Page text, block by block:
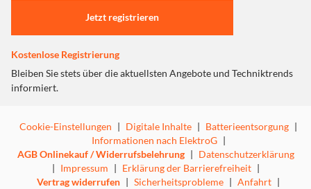
LNB einfach austauschen
Jetzt registrieren
Kostenlose Registrierung
Bleiben Sie stets über die aktuellsten Angebote und Techniktrends
informiert.
Cookie-Einstellungen | Digitale Inhalte | Batterieentsorgung |
Informationen nach ElektroG |
AGB Onlinekauf / Widerrufsbelehrung | Datenschutzerklärung
| Impressum | Erklärung der Barrierefreiheit |
Vertrag widerrufen | Sicherheitsprobleme | Anfahrt |